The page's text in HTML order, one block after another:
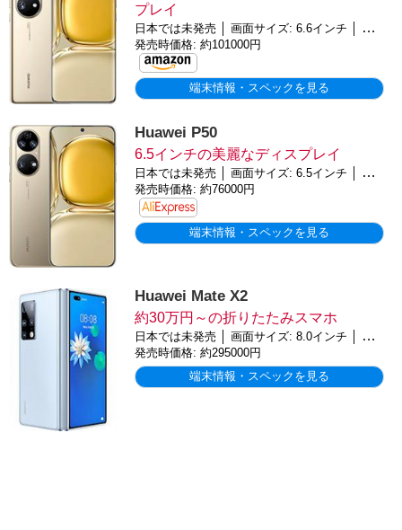
プレイ
日本では未発売 │ 画面サイズ: 6.6インチ │ バッテリー: 4360mAh │ OS: HarmonyOS 2.0
発売時価格: 約101000円
端末情報・スペックを見る
Huawei P50
6.5インチの美麗なディスプレイ
日本では未発売 │ 画面サイズ: 6.5インチ │ バッテリー: 4100mAh │ OS: HarmonyOS 2.0
発売時価格: 約76000円
端末情報・スペックを見る
Huawei Mate X2
約30万円～の折りたたみスマホ
日本では未発売 │ 画面サイズ: 8.0インチ │ バッテリー: 4500mAh │ OS: Android 10
発売時価格: 約295000円
端末情報・スペックを見る